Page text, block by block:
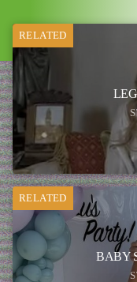
RELATED
RELATED
BABY